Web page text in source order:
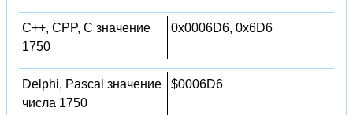
C++, CPP, C значение
1750
0x0006D6, 0x6D6
Delphi, Pascal значение
числа 1750
$0006D6